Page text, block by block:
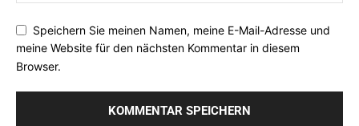
Speichern Sie meinen Namen, meine E-Mail-Adresse und
meine Website für den nächsten Kommentar in diesem
Browser.